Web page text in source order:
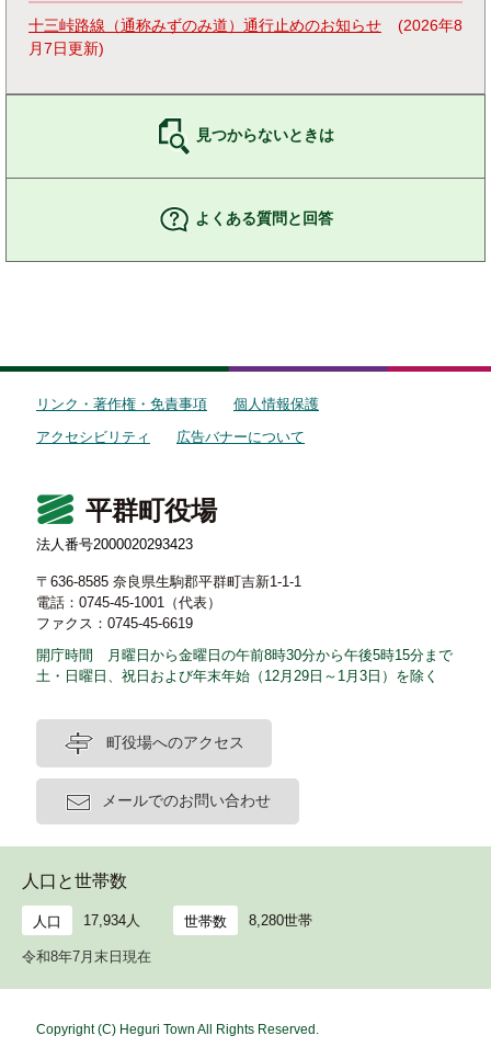
十三峠路線（通称みずのみ道）通行止めのお知らせ
2026年8
月7日更新
見つからないときは
よくある質問と回答
リンク・著作権・免責事項
個人情報保護
アクセシビリティ
広告バナーについて
平群町役場
法人番号2000020293423
〒636-8585 奈良県生駒郡平群町吉新1-1-1
電話：0745-45-1001（代表）
ファクス：0745-45-6619
開庁時間 月曜日から金曜日の午前8時30分から午後5時15分まで
土・日曜日、祝日および年末年始（12月29日～1月3日）を除く
町役場へのアクセス
メールでのお問い合わせ
人口と世帯数
人口 17,934人 世帯数 8,280世帯
令和8年7月末日現在
Copyright (C) Heguri Town All Rights Reserved.